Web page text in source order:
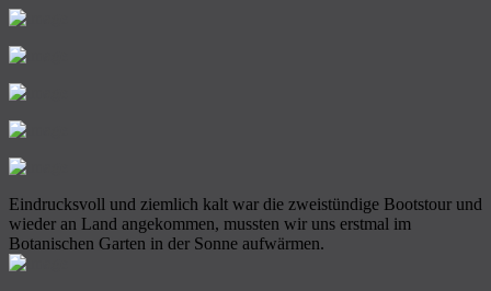
Eindrucksvoll und ziemlich kalt war die zweistündige Bootstour und
wieder an Land angekommen, mussten wir uns erstmal im
Botanischen Garten in der Sonne aufwärmen.